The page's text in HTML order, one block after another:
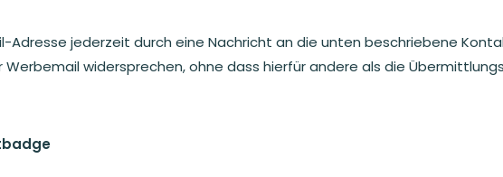
Adresse jederzeit durch eine Nachricht an die unten beschriebene
Werbemail widersprechen, ohne dass hierfür andere als die